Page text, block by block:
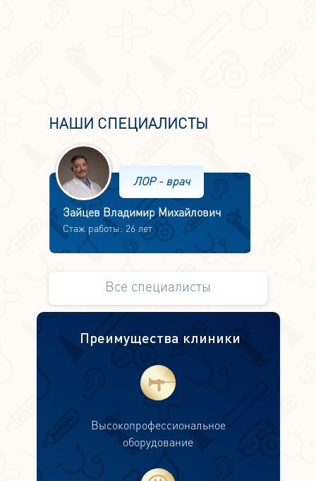
НАШИ СПЕЦИАЛИСТЫ
ЛОР - врач
Зайцев Владимир Михайлович
Стаж работы: 26 лет
Все специалисты
Преимущества клиники
Высокопрофессиональное
оборудование